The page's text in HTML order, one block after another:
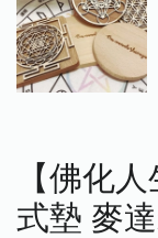
【佛化
式墊 麥